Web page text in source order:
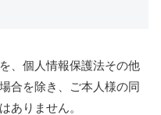
、個人情報保護法その他
合を除き、ご本人様の同
ありません。